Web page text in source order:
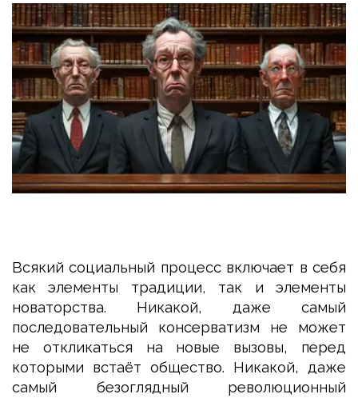
Всякий социальный процесс включает в себя
как элементы традиции, так и элементы
новаторства. Никакой, даже самый
последовательный консерватизм не может
не откликаться на новые вызовы, перед
которыми встаёт общество. Никакой, даже
самый безоглядный революционный